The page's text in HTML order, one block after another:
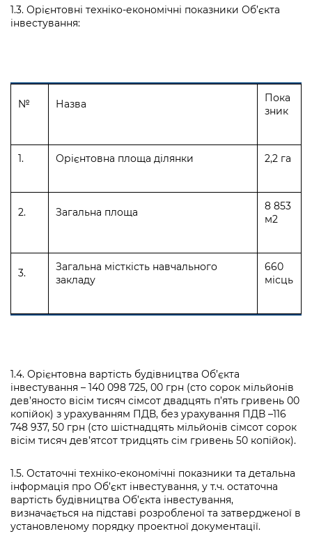
1.3. Орієнтовні техніко-економічні показники Об’єкта
інвестування:
№ Назва
Пока
зник
1. Орієнтовна площа ділянки 2,2 га
2. Загальна площа
8 853
м2
3.
Загальна місткість навчального
закладу
660
місць
1.4. Орієнтовна вартість будівництва Об’єкта
інвестування – 140 098 725, 00 грн (сто сорок мільйонів
дев’яносто вісім тисяч сімсот двадцять п’ять гривень 00
копійок) з урахуванням ПДВ, без урахування ПДВ –116
748 937, 50 грн (сто шістнадцять мільйонів сімсот сорок
вісім тисяч дев’ятсот тридцять сім гривень 50 копійок).
1.5. Остаточні техніко-економічні показники та детальна
інформація про Об’єкт інвестування, у т.ч. остаточна
вартість будівництва Об’єкта інвестування,
визначається на підставі розробленої та затвердженої в
установленому порядку проектної документації.